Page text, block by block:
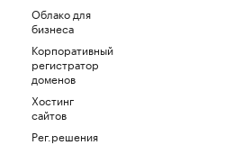
Облако для
бизнеса
Корпоративный
регистратор
доменов
Хостинг
сайтов
Рег.решения